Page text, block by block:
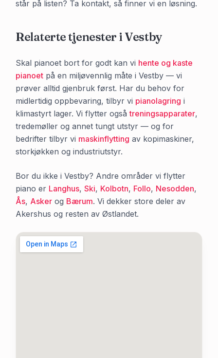
står på listen? Ta kontakt, så finner vi en løsning.
Relaterte tjenester iVestby
Skal pianoet bort for godt kan vi hente og kaste
pianoet på en miljøvennlig måte i Vestby — vi
prøver alltid gjenbruk først. Har du behov for
midlertidig oppbevaring, tilbyr vi pianolagring i
klimastyrt lager. Vi flytter også treningsapparater,
tredemøller og annet tungt utstyr — og for
bedrifter tilbyr vi maskinflytting av kopimaskiner,
storkjøkken og industriutstyr.
Bor du ikke i Vestby? Andre områder vi flytter
piano er Langhus, Ski, Kolbotn, Follo, Nesodden,
Ås, Asker og Bærum. Vi dekker store deler av
Akershus og resten av Østlandet.